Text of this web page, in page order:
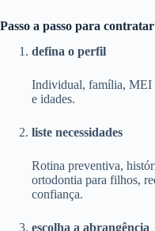
Passo a passo para
defina o perfil
Individual, família, MEI
e idades.
liste necessidades
Rotina preventiva,
ortodontia para filhos,
confiança.
escolha a abrangência